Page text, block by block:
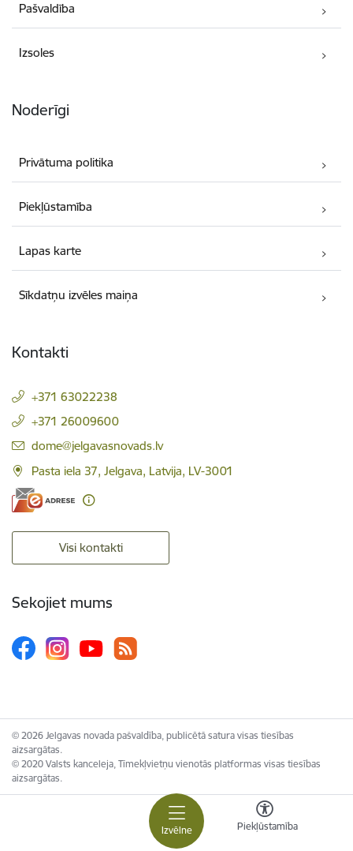
Izvēlne Piekļūstamība
Pašvaldība
Izsoles
Noderīgi
Privātuma politika
Piekļūstamība
Lapas karte
Sīkdatņu izvēles maiņa
Kontakti
+371 63022238
+371 26009600
E-pasts:
dome@jelgavasnovads.lv
Pasta iela 37, Jelgava, Latvija, LV-3001
Visi kontakti
Sekojiet mums
© 2026 Jelgavas novada pašvaldība, publicētā satura visas tiesības
aizsargātas.
© 2020 Valsts kanceleja, Tīmekļvietņu vienotās platformas visas tiesības
aizsargātas.